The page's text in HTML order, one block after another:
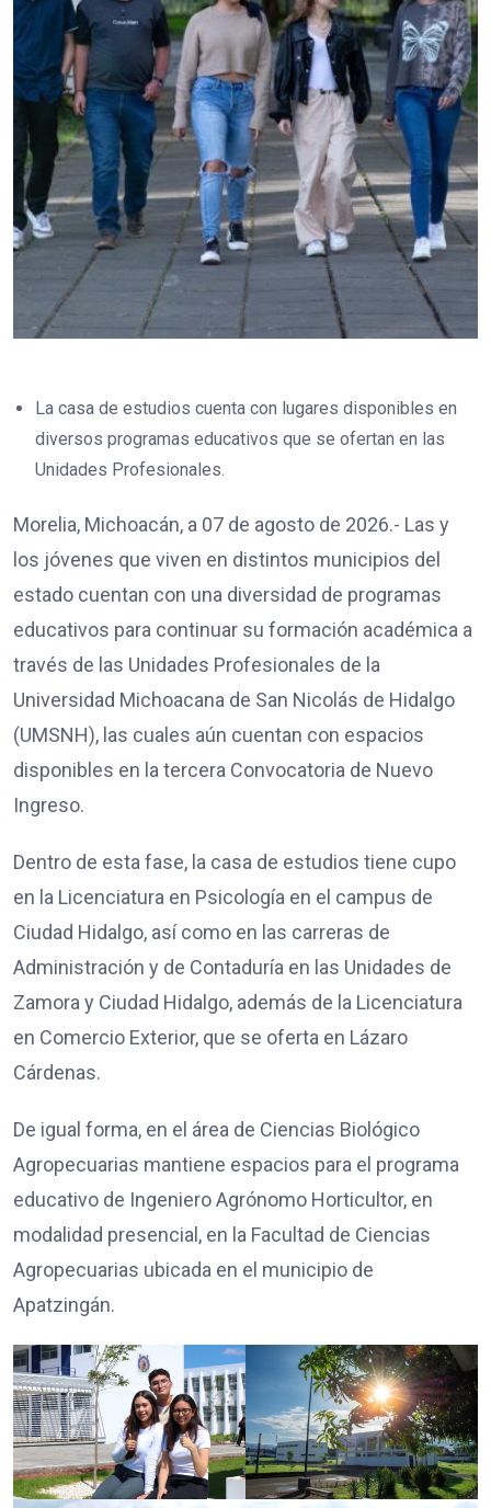
La casa de estudios cuenta con lugares disponibles en
diversos programas educativos que se ofertan en las
Unidades Profesionales.
Morelia, Michoacán, a 07 de agosto de 2026.- Las y
los jóvenes que viven en distintos municipios del
estado cuentan con una diversidad de programas
educativos para continuar su formación académica a
través de las Unidades Profesionales de la
Universidad Michoacana de San Nicolás de Hidalgo
(UMSNH), las cuales aún cuentan con espacios
disponibles en la tercera Convocatoria de Nuevo
Ingreso.
Dentro de esta fase, la casa de estudios tiene cupo
en la Licenciatura en Psicología en el campus de
Ciudad Hidalgo, así como en las carreras de
Administración y de Contaduría en las Unidades de
Zamora y Ciudad Hidalgo, además de la Licenciatura
en Comercio Exterior, que se oferta en Lázaro
Cárdenas.
De igual forma, en el área de Ciencias Biológico
Agropecuarias mantiene espacios para el programa
educativo de Ingeniero Agrónomo Horticultor, en
modalidad presencial, en la Facultad de Ciencias
Agropecuarias ubicada en el municipio de
Apatzingán.